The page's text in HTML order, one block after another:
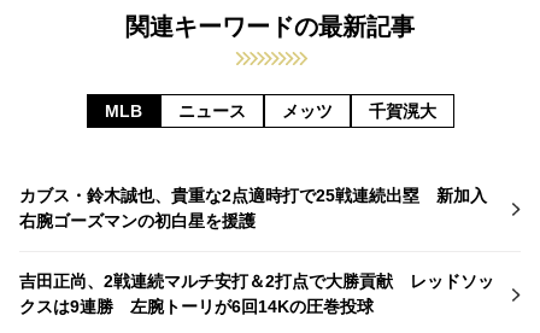
関連キーワードの最新記事
MLB ニュース メッツ 千賀滉大
カブス・鈴木誠也、貴重な2点適時打で25戦連続出塁 新加入
右腕ゴーズマンの初白星を援護
吉田正尚、2戦連続マルチ安打＆2打点で大勝貢献 レッドソッ
クスは9連勝 左腕トーリが6回14Kの圧巻投球